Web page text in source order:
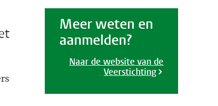
Meer weten en
aanmelden?
Naar de website van de
Veerstichting